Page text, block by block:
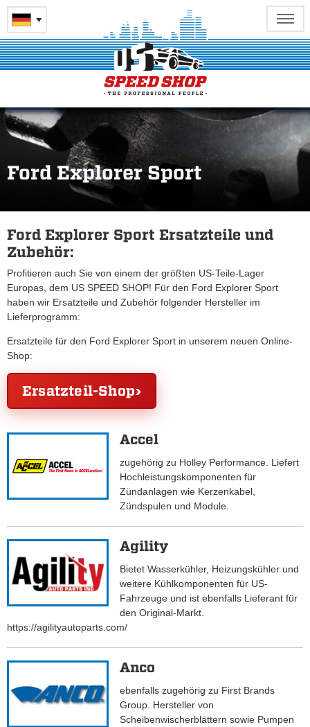
Ford Explorer Sport
Ford Explorer Sport Ersatzteile und
Zubehör:
Profitieren auch Sie von einem der größten US-Teile-Lager
Europas, dem US SPEED SHOP! Für den Ford Explorer Sport
haben wir Ersatzteile und Zubehör folgender Hersteller im
Lieferprogramm:
Ersatzteile für den Ford Explorer Sport in unserem neuen Online-
Shop:
Ersatzteil-Shop
Accel
zugehörig zu Holley Performance. Liefert
Hochleistungskomponenten für
Zündanlagen wie Kerzenkabel,
Zündspulen und Module.
Agility
Bietet Wasserkühler, Heizungskühler und
weitere Kühlkomponenten für US-
Fahrzeuge und ist ebenfalls Lieferant für
den Original-Markt.
https://agilityautoparts.com/
Anco
ebenfalls zugehörig zu First Brands
Group. Hersteller von
Scheibenwischerblättern sowie Pumpen